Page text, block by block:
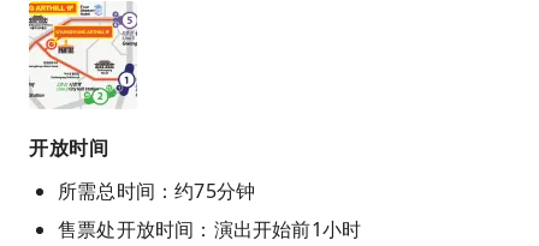
开放时间
所需总时间：约75分钟
售票处开放时间：演出开始前1小时